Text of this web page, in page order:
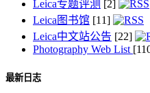
Leica专题评测 [2]
Leica图书馆 [11]
Leica中文站公告 [22]
Photography Web List
最新日志